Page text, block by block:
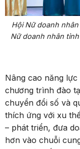
Hội Nữ doanh
Nữ doanh nhân
Nâng cao năng
chương trình đào
chuyển đổi số và
thích ứng với xu
– phát triển, đưa
hơn vào chuỗi